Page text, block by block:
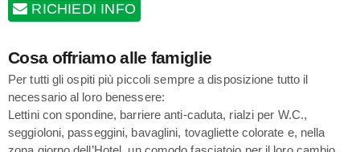
RICHIEDI INFO
Cosa offriamo alle famiglie
Per tutti gli ospiti più piccoli sempre a disposizione tutto il
necessario al loro benessere:
Lettini con spondine, barriere anti-caduta, rialzi per W.C.,
seggioloni, passeggini, bavaglini, tovagliette colorate e, nella